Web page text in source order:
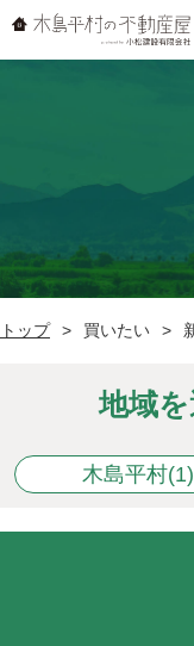
ア
トップ 買いたい
地域
木島平村(1)